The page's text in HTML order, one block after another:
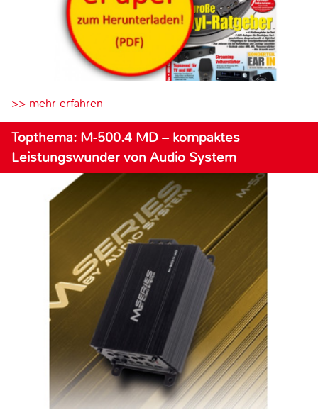
>> mehr erfahren
Topthema: M-500.4 MD – kompaktes
Leistungswunder von Audio System